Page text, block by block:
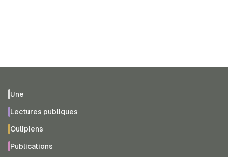
Une
Lectures publiques
Oulipiens
Publications